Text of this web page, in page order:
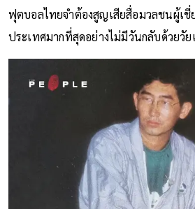
ฟุตบอลไทยจำต้องสูญเสียสื่อมวลชนผู้เ
ประเทศมากที่สุดอย่างไม่มีวันกลับด้วยวัย